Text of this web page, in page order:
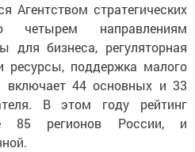
Агентством стратегических
направлениям
для бизнеса, регуляторная
ресурсы, поддержка малого
включает 44 основных и 33
В этом году рейтинг
85 регионов России, и